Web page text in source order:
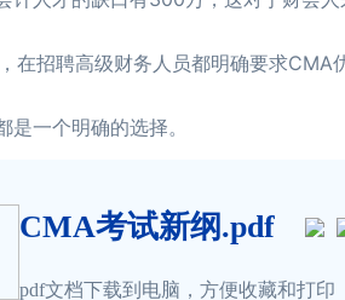
在招聘高级财务人员都明确要求
一个明确的选择。
CMA考试新纲.pdf
pdf文档下载到电脑，方便收藏和打印